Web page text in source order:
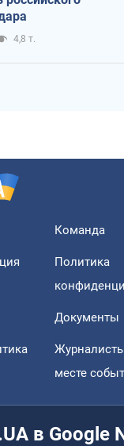
4,8 т.
Команда
Политика
Документы
месте
в Google